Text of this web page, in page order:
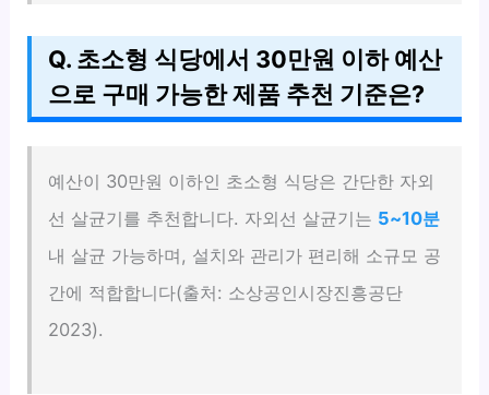
Q. 초소형 식당에서 30만원 이하 예산
으로 구매 가능한 제품 추천 기준은?
예산이 30만원 이하인 초소형 식당은 간단한 자외
선 살균기를 추천합니다. 자외선 살균기는 5~10분
내 살균 가능하며, 설치와 관리가 편리해 소규모 공
간에 적합합니다(출처: 소상공인시장진흥공단
2023).